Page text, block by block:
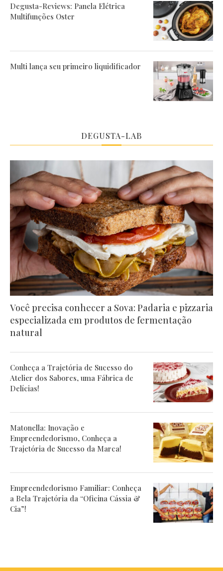
Degusta-Reviews: Panela Elétrica
Multifunções Oster
Multi lança seu primeiro liquidificador
DEGUSTA-LAB
Você precisa conhecer a Sova: Padaria e pizzaria
especializada em produtos de fermentação
natural
Conheça a Trajetória de Sucesso do
Atelier dos Sabores, uma Fábrica de
Delícias!
Matonella: Inovação e
Empreendedorismo, Conheça a
Trajetória de Sucesso da Marca!
Empreendedorismo Familiar: Conheça
a Bela Trajetória da “Oficina Cássia &
Cia”!